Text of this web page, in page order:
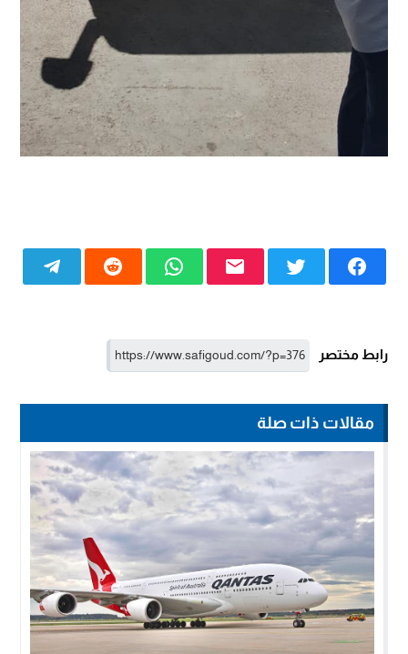
رابط مختصر
مقالات ذات صلة